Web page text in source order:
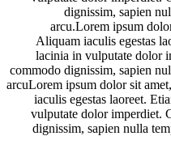
dignissim, sapien
arcu.Lorem ipsum
Aliquam iaculis egestas
lacinia in vulputate dolor
commodo dignissim, sapien
arcuLorem ipsum dolor sit
iaculis egestas laoreet.
vulputate dolor imperdiet.
dignissim, sapien nulla